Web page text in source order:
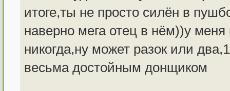
итоге,ты не просто силён в
наверно мега отец в нём))у
никогда,ну может разок или
весьма достойным донщиком